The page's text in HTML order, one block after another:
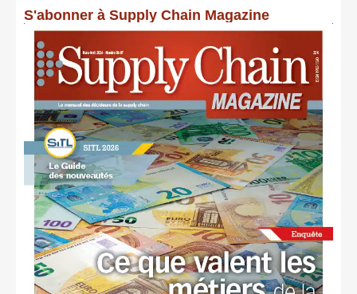
S'abonner à Supply Chain Magazine